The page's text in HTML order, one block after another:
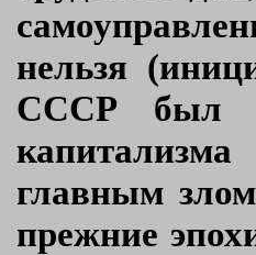
нельзя
СССР был
главным
прежние